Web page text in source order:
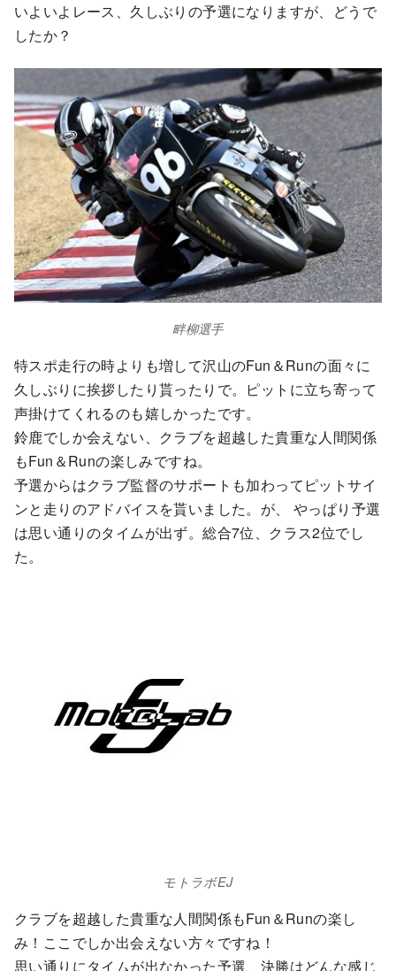
いよいよレース、久しぶりの予選になりますが、どうで
したか？
畔柳選手
特スポ走行の時よりも増して沢山のFun＆Runの面々に
久しぶりに挨拶したり貰ったりで。ピットに立ち寄って
声掛けてくれるのも嬉しかったです。
鈴鹿でしか会えない、クラブを超越した貴重な人間関係
もFun＆Runの楽しみですね。
予選からはクラブ監督のサポートも加わってピットサイ
ンと走りのアドバイスを貰いました。が、 やっぱり予選
は思い通りのタイムが出ず。総合7位、クラス2位でし
た。
モトラボEJ
クラブを超越した貴重な人間関係もFun＆Runの楽し
み！ここでしか出会えない方々ですね！
思い通りにタイムが出なかった予選、決勝はどんな感じ